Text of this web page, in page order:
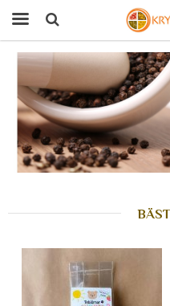
Produkten har